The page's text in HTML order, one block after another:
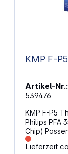
Artikel-Nr.:
539476
KMP F-P5
Philips PFA 351 Kapazität für ca. 140
Chip) Passend für:PhilipsMagic 5, Magic 5 Basic,
Magic 5
Eco Basic
Lieferzeit